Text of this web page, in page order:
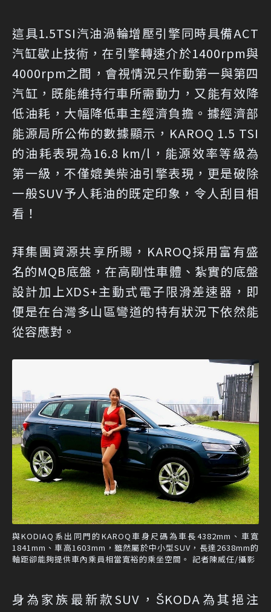
這具1.5TSI汽油渦輪增壓引擎同時具備ACT
汽缸歇止技術，在引擎轉速介於1400rpm與
4000rpm之間，會視情況只作動第一與第四
汽缸，既能維持行車所需動力，又能有效降
低油耗，大幅降低車主經濟負擔。據經濟部
能源局所公佈的數據顯示，KAROQ 1.5 TSI
的油耗表現為16.8 km/l，能源效率等級為
第一級，不僅媲美柴油引擎表現，更是破除
一般SUV予人耗油的既定印象，令人刮目相
看！
拜集團資源共享所賜，KAROQ採用富有盛
名的MQB底盤，在高剛性車體、紮實的底盤
設計加上XDS+主動式電子限滑差速器，即
便是在台灣多山區彎道的特有狀況下依然能
從容應對。
與KODIAQ系出同門的KAROQ車身尺碼為車長4382mm、車寬
1841mm、車高1603mm，雖然屬於中小型SUV，長達2638mm的
軸距卻能夠提供車內乘員相當寬裕的乘坐空間。 記者陳威任/攝影
身為家族最新款SUV，ŠKODA為其挹注